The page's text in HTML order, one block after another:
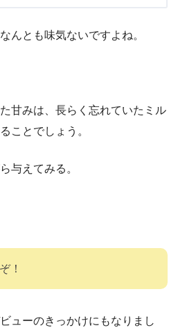
んとも味気ないですよね。
甘みは、長らく忘れていたミル
ことでしょう。
与えてみる。
！
ューのきっかけにもなりまし